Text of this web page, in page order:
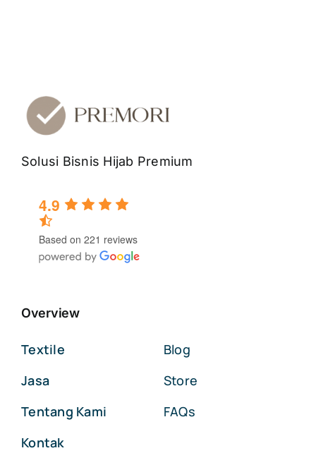
Solusi Bisnis Hijab Premium
4.9
Based on 221 reviews
Overview
Textile
Jasa
Tentang Kami
Kontak
Blog
Store
FAQs